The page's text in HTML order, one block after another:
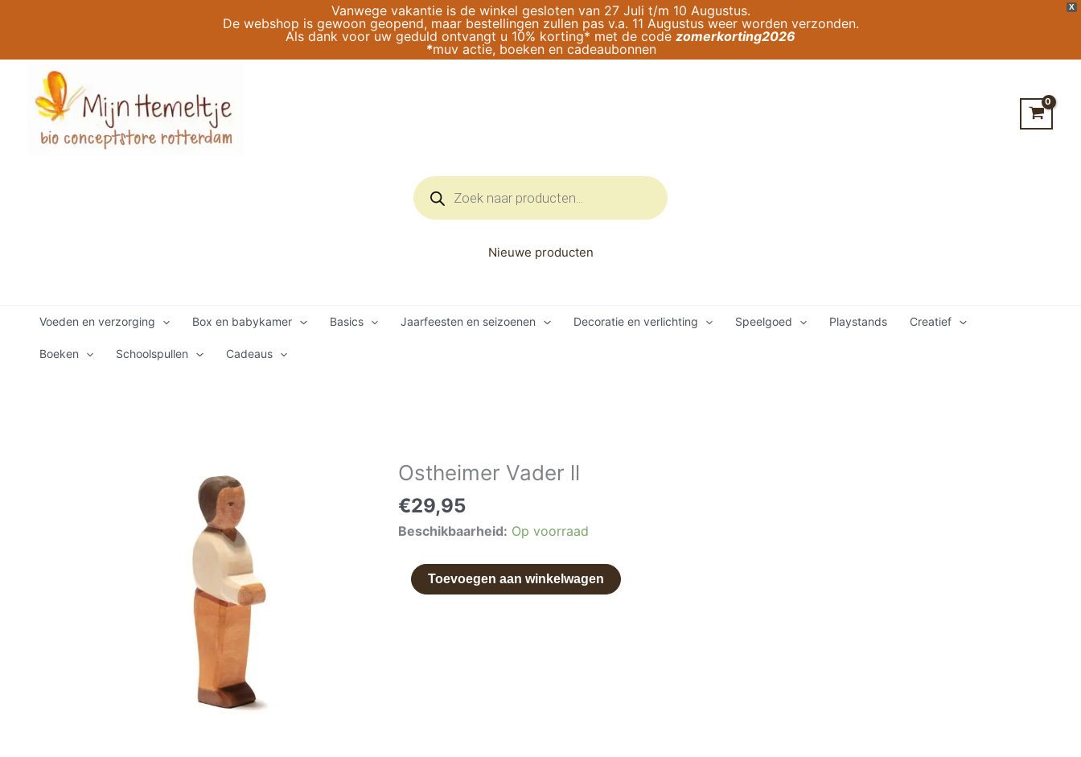
X
Vanwege vakantie is de winkel gesloten van 27 Juli t/m 10 Augustus.
De webshop is gewoon geopend, maar bestellingen zullen pas v.a. 11 Augustus weer worden verzonden.
Als dank voor uw geduld ontvangt u 10% korting* met de code zomerkorting2026
*muv actie, boeken en cadeaubonnen
Producten
zoeken
Nieuwe producten
Voeden en verzorging Box en babykamer Basics Jaarfeesten en seizoenen Decoratie en verlichting Speelgoed Playstands Creatief
Boeken Schoolspullen Cadeaus
Ostheimer Vader ll
€29,95
Beschikbaarheid: Op voorraad
Ostheimer
ll
aantal
Toevoegen aan winkelwagen